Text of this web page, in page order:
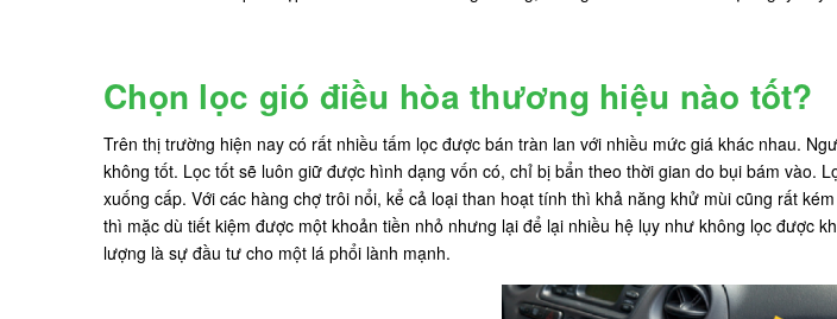
Chọn lọc gió điều hòa thương hiệu nào tốt?
Trên thị trường hiện nay có rất nhiều tấm lọc được bán tràn lan với nhiều mức giá khác nhau.
không tốt. Lọc tốt sẽ luôn giữ được hình dạng vốn có, chỉ bị bẩn theo thời gian do bụi bám vào.
xuống cấp. Với các hàng chợ trôi nổi, kể cả loại than hoạt tính thì khả năng khử mùi cũng rất
thì mặc dù tiết kiệm được một khoản tiền nhỏ nhưng lại để lại nhiều hệ lụy như không lọc được
lượng là sự đầu tư cho một lá phổi lành mạnh.